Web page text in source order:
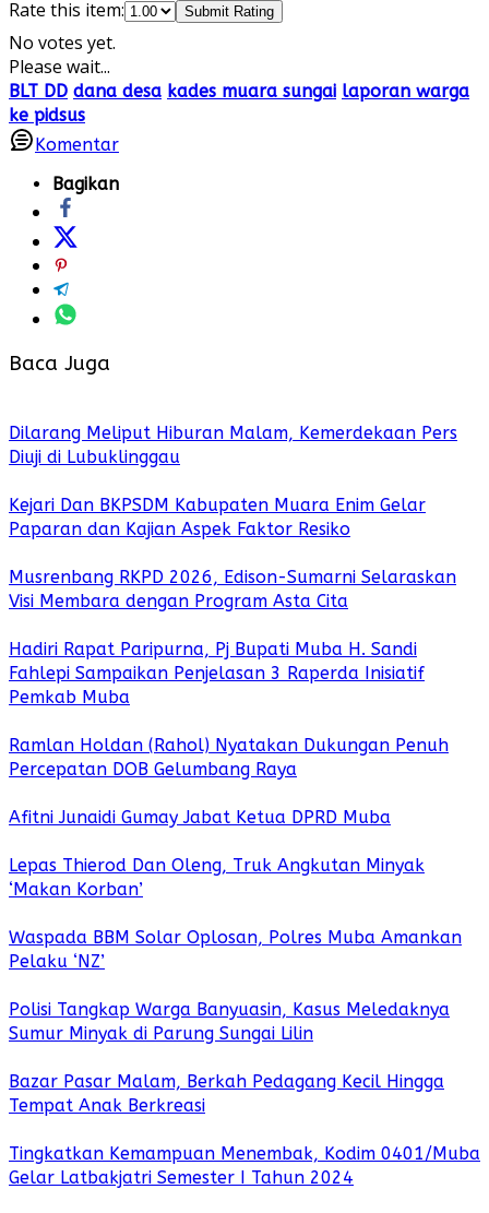
Rate this item: Submit Rating
No votes yet.
Please wait...
BLT DD dana desa kades muara sungai laporan warga
ke pidsus
Komentar
Bagikan
Baca Juga
Dilarang Meliput Hiburan Malam, Kemerdekaan Pers
Diuji di Lubuklinggau
Kejari Dan BKPSDM Kabupaten Muara Enim Gelar
Paparan dan Kajian Aspek Faktor Resiko
Musrenbang RKPD 2026, Edison-Sumarni Selaraskan
Visi Membara dengan Program Asta Cita
Hadiri Rapat Paripurna, Pj Bupati Muba H. Sandi
Fahlepi Sampaikan Penjelasan 3 Raperda Inisiatif
Pemkab Muba
Ramlan Holdan (Rahol) Nyatakan Dukungan Penuh
Percepatan DOB Gelumbang Raya
Afitni Junaidi Gumay Jabat Ketua DPRD Muba
Lepas Thierod Dan Oleng, Truk Angkutan Minyak
‘Makan Korban’
Waspada BBM Solar Oplosan, Polres Muba Amankan
Pelaku ‘NZ’
Polisi Tangkap Warga Banyuasin, Kasus Meledaknya
Sumur Minyak di Parung Sungai Lilin
Bazar Pasar Malam, Berkah Pedagang Kecil Hingga
Tempat Anak Berkreasi
Tingkatkan Kemampuan Menembak, Kodim 0401/Muba
Gelar Latbakjatri Semester I Tahun 2024